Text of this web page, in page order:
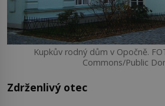
Kupkův rodný dům v Opočně.
Commons/Public
Zdrženlivý otec